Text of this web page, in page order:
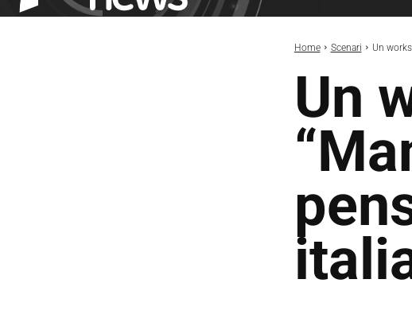
Home Scenari Un
Un